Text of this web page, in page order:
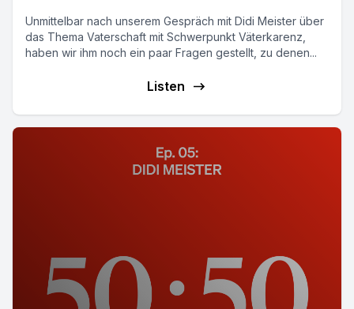
Unmittelbar nach unserem Gespräch mit Didi Meister über
das Thema Vaterschaft mit Schwerpunkt Väterkarenz,
haben wir ihm noch ein paar Fragen gestellt, zu denen...
Listen